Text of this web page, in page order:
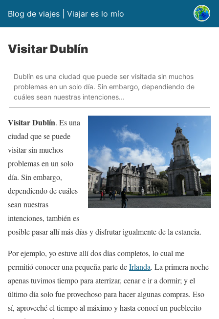
Blog de viajes | Viajar es lo mío
Visitar Dublín
Dublín es una ciudad que puede ser visitada sin muchos
problemas en un solo día. Sin embargo, dependiendo de
cuáles sean nuestras intenciones...
Visitar Dublín. Es una
ciudad que se puede
visitar sin muchos
problemas en un solo
día. Sin embargo,
dependiendo de cuáles
sean nuestras
intenciones, también es
posible pasar allí más días y disfrutar igualmente de la estancia.
Por ejemplo, yo estuve allí dos días completos, lo cual me
permitió conocer una pequeña parte deIrlanda. La primera noche
apenas tuvimos tiempo para aterrizar, cenar e ir a dormir; y el
último día solo fue provechoso para hacer algunas compras. Eso
sí, aproveché el tiempo al máximo y hasta conocí un pueblecito